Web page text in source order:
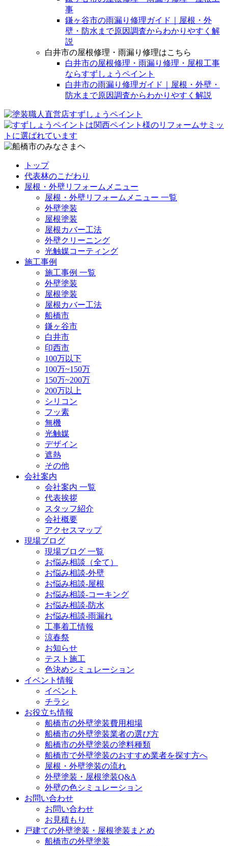
事
鎌ヶ谷市の雨漏り修理ガイド｜屋根・外
壁・防水まで原因調査からわかりやすく解
説
白井市の屋根修理・雨漏り修理はこちら
白井市の屋根修理・雨漏り修理・屋根工事
ならすずしょうペイント
白井市の雨漏り修理ガイド｜屋根・外壁・
防水まで原因調査からわかりやすく解説
トップ
代表林のこだわり
屋根・外壁リフォームメニュー
屋根・外壁リフォームメニュー 一覧
外壁塗装
屋根塗装
屋根カバー工法
外壁クリーニング
光触媒コーティング
施工事例
施工事例 一覧
外壁塗装
屋根塗装
屋根カバー工法
船橋市
鎌ヶ谷市
白井市
印西市
100万以下
100万~150万
150万~200万
200万以上
シリコン
フッ素
無機
光触媒
デザイン
遮熱
その他
会社案内
会社案内 一覧
代表挨拶
スタッフ紹介
会社概要
アクセスマップ
現場ブログ
現場ブログ 一覧
お悩み相談（全て）
お悩み相談-外壁
お悩み相談-屋根
お悩み相談-コーキング
お悩み相談-防水
お悩み相談-雨漏れ
工事着工情報
涼春祭
お知らせ
テスト施工
色決めシミュレーション
イベント情報
イベント
チラシ
お役立ち情報
船橋市の外壁塗装費用相場
船橋市の外壁塗装業者の選び方
船橋市の外壁塗装の塗料種類
船橋市で外壁塗装のおすすめ業者を探す方へ
屋根・外壁塗装の流れ
外壁塗装・屋根塗装Q&A
外壁の色シミュレーション
お問い合わせ
お問い合わせ
お見積もり
戸建ての外壁塗装・屋根塗装まとめ
船橋市の外壁塗装